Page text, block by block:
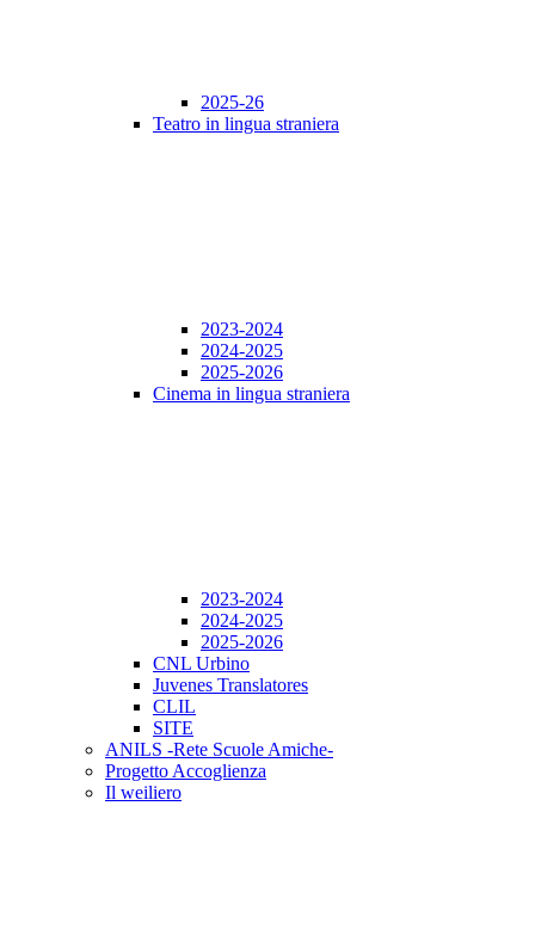
2025-26
Teatro in lingua straniera
2023-2024
2024-2025
2025-2026
Cinema in lingua straniera
2023-2024
2024-2025
2025-2026
CNL Urbino
Juvenes Translatores
CLIL
SITE
ANILS -Rete Scuole Amiche-
Progetto Accoglienza
Il weiliero